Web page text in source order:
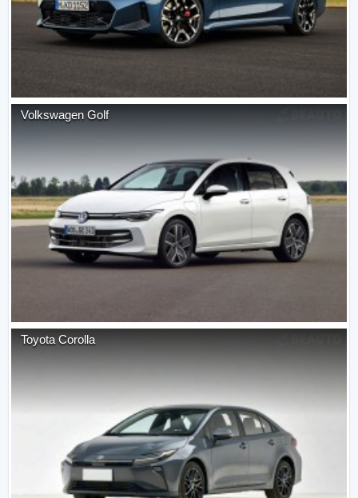
Volkswagen Golf
Toyota Corolla